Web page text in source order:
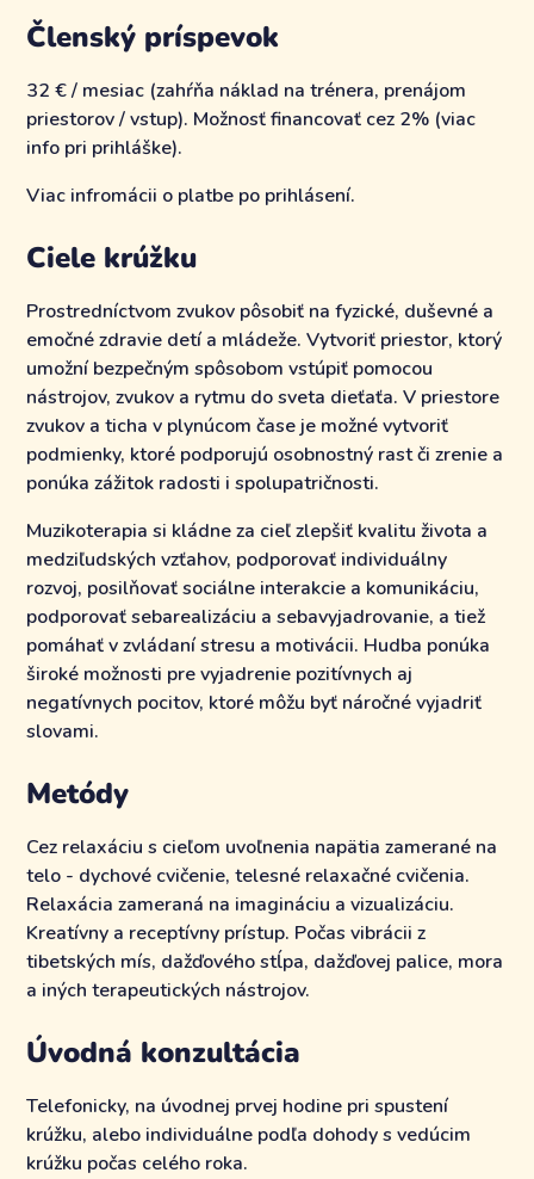
Členský príspevok
32 € / mesiac (zahŕňa náklad na trénera, prenájom
priestorov / vstup). Možnosť financovať cez 2% (viac
info pri prihláške).
Viac infromácii o platbe po prihlásení.
Ciele krúžku
Prostredníctvom zvukov pôsobiť na fyzické, duševné a
emočné zdravie detí a mládeže. Vytvoriť priestor, ktorý
umožní bezpečným spôsobom vstúpiť pomocou
nástrojov, zvukov a rytmu do sveta dieťaťa. V priestore
zvukov a ticha v plynúcom čase je možné vytvoriť
podmienky, ktoré podporujú osobnostný rast či zrenie a
ponúka zážitok radosti i spolupatričnosti.
Muzikoterapia si kládne za cieľ zlepšiť kvalitu života a
medziľudských vzťahov, podporovať individuálny
rozvoj, posilňovať sociálne interakcie a komunikáciu,
podporovať sebarealizáciu a sebavyjadrovanie, a tiež
pomáhať v zvládaní stresu a motivácii. Hudba ponúka
široké možnosti pre vyjadrenie pozitívnych aj
negatívnych pocitov, ktoré môžu byť náročné vyjadriť
slovami.
Metódy
Cez relaxáciu s cieľom uvoľnenia napätia zamerané na
telo - dychové cvičenie, telesné relaxačné cvičenia.
Relaxácia zameraná na imagináciu a vizualizáciu.
Kreatívny a receptívny prístup. Počas vibrácii z
tibetských mís, dažďového stĺpa, dažďovej palice, mora
a iných terapeutických nástrojov.
Úvodná konzultácia
Telefonicky, na úvodnej prvej hodine pri spustení
krúžku, alebo individuálne podľa dohody s vedúcim
krúžku počas celého roka.